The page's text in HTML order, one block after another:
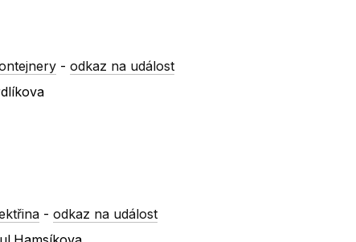
-odkaz na událost
-odkaz na událost